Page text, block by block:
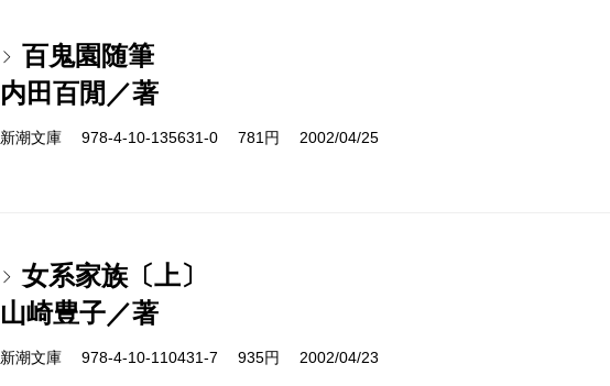
百鬼園随筆
内田百閒／著
新潮文庫 978-4-10-135631-0 781円 2002/04/25
女系家族〔上〕
山崎豊子／著
新潮文庫 978-4-10-110431-7 935円 2002/04/23